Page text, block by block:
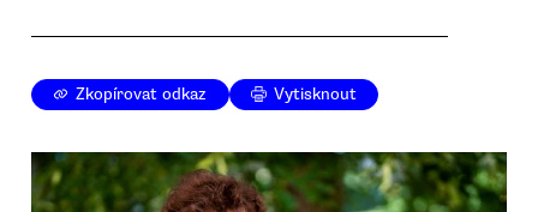
Zkopírovat odkaz Vytisknout